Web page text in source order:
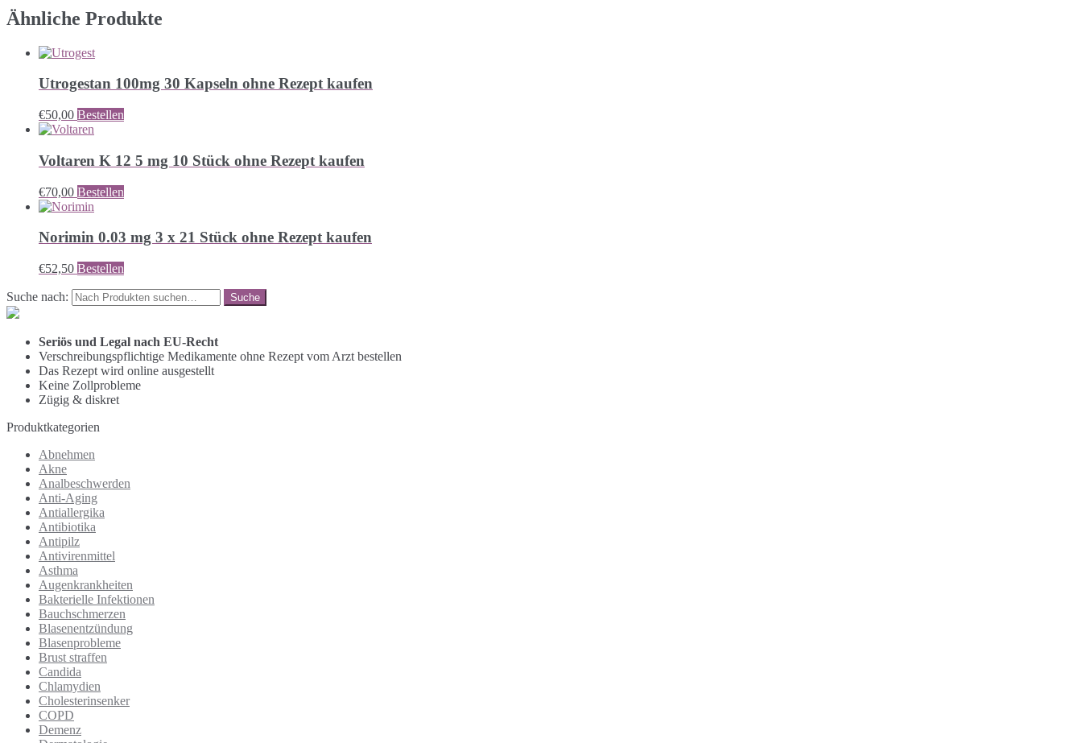
Ähnliche Produkte
Utrogestan 100mg 30 Kapseln ohne Rezept kaufen
€50,00 Bestellen
Voltaren K 12 5 mg 10 Stück ohne Rezept kaufen
€70,00 Bestellen
Norimin 0.03 mg 3 x 21 Stück ohne Rezept kaufen
€52,50 Bestellen
Suche nach:
Seriös und Legal nach EU-Recht
Verschreibungspflichtige Medikamente ohne Rezept vom Arzt bestellen
Das Rezept wird online ausgestellt
Keine Zollprobleme
Zügig & diskret
Produktkategorien
Abnehmen
Akne
Analbeschwerden
Anti-Aging
Antiallergika
Antibiotika
Antipilz
Antivirenmittel
Asthma
Augenkrankheiten
Bakterielle Infektionen
Bauchschmerzen
Blasenentzündung
Blasenprobleme
Brust straffen
Candida
Chlamydien
Cholesterinsenker
COPD
Demenz